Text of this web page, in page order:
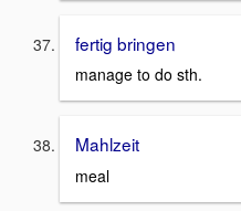
fertig bringen
manage to do sth.
Mahlzeit
meal